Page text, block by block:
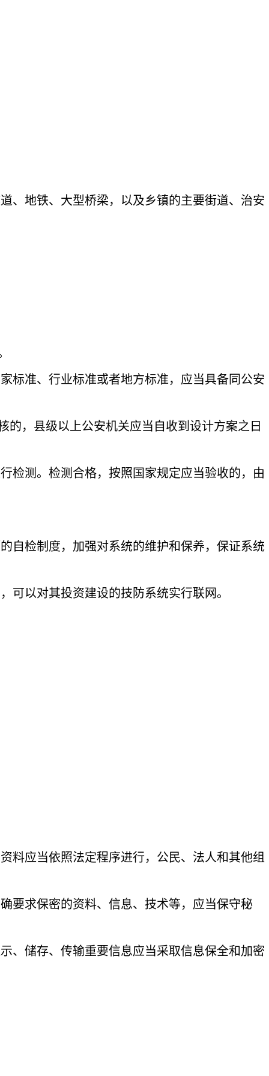
、地铁、大型桥梁，以及乡镇的主要街道、治安
标准、行业标准或者地方标准，应当具备同公安
，县级以上公安机关应当自收到设计方案之日
检测。检测合格，按照国家规定应当验收的，由
自检制度，加强对系统的维护和保养，保证系统
可以对其投资建设的技防系统实行联网。
料应当依照法定程序进行，公民、法人和其他组
要求保密的资料、信息、技术等，应当保守秘
、储存、传输重要信息应当采取信息保全和加密